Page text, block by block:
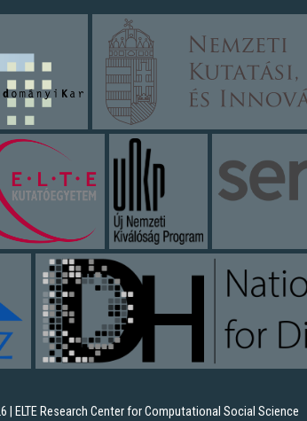
| ELTE Research Center for Computational Social Science